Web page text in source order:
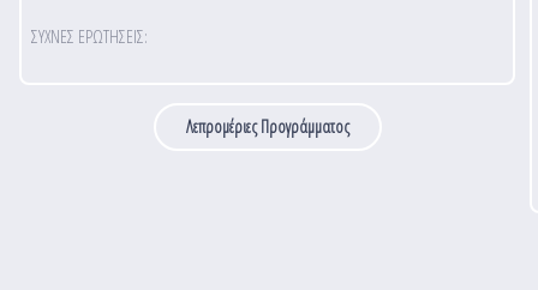
ΣΥΧΝΕΣ ΕΡΩΤΗΣΕΙΣ:
Λεπρομέριες Προγράμματος